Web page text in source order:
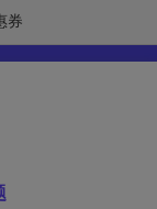
券